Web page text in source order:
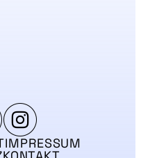
MITGLIEDER
IMPRESSUM